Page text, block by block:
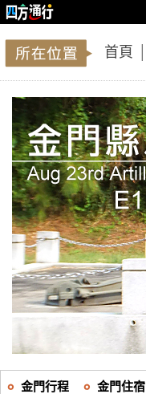
首頁
金門行程 金門住宿